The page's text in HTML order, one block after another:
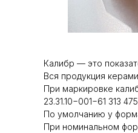
Калибр — это
Вся продукция
При маркировке
23.31.10−001−61 313
По умолчанию у
При номинальном